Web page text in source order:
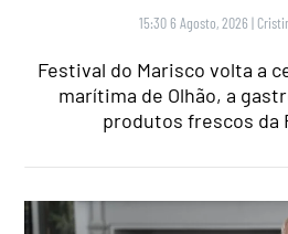
15:30 6 Agosto, 2026 |
Festival do Marisco volta a
marítima de Olhão, a
produtos frescos da